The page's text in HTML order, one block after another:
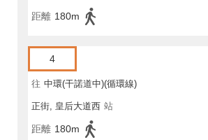
距離 180m
4
往 中環(干諾道中)(循環線)
正街, 皇后大道西 站
距離 180m